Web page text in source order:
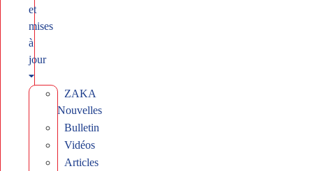
et
mises
à
jour
ZAKA
Nouvelles
Bulletin
Vidéos
Articles